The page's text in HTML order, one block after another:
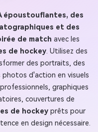
époustouflantes, des
et des
de match avec les
de hockey. Utilisez des
des portraits, des
d'action en visuels
graphiques
couvertures de
de hockey prêts pour
en design nécessaire.